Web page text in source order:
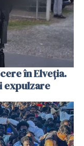
în Elveția.
expulzare